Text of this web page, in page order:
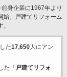
身企業に1967年より
始。戸建てリフォーム
た17,650人にアン
た「 戸建てリフォ